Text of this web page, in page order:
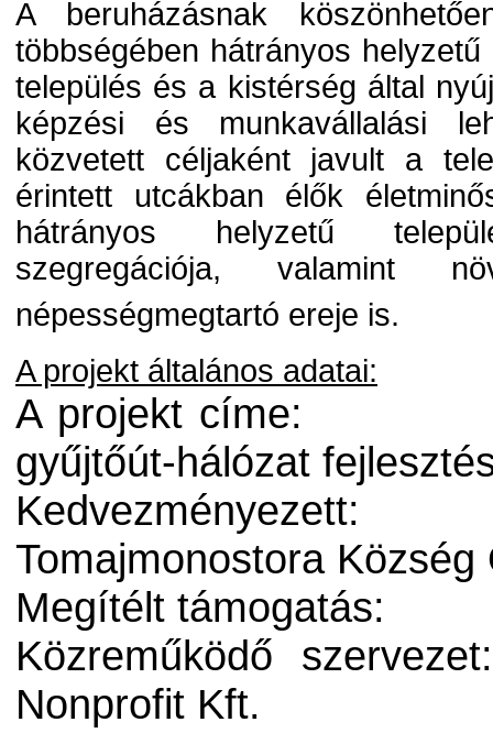
A beruházásnak
többségében hátrányos
település és a kistérség által
képzési és munkavállalási
közvetett céljaként javult a
érintett utcákban élők
hátrányos helyzetű
szegregációja, valamint
népességmegtartó ereje is.
A projekt általános adatai:
A projekt címe:
gyűjtőút-hálózat
Kedvezményezett:
Tomajmonostora
Megítélt támogatás:
Közreműködő szervezet:
Nonprofit Kft.